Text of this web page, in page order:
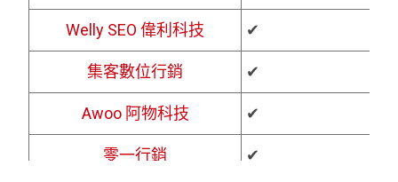
鯊克科技 SharkTech 擁有自主開發
哈瑞斯先生（HARRIS 先生）
Welly SEO 偉利科技 ✔
集客數位行銷 ✔
Awoo 阿物科技 ✔
零一行銷 ✔